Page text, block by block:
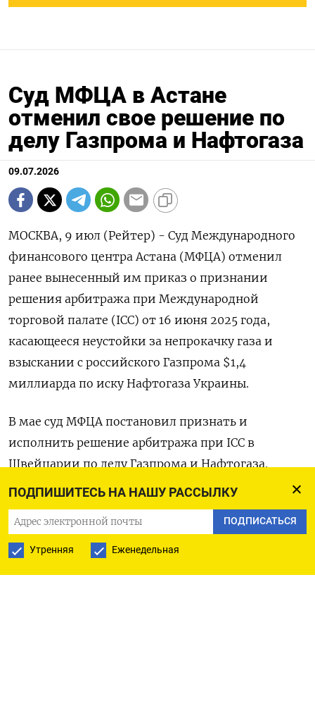
ПОДПИШИТЕСЬ НА НАШУ РАССЫЛКУ
ПОДПИСАТЬСЯ
Утренняя Еженедельная
Суд МФЦА в Астане
отменил свое решение по
делу Газпрома и Нафтогаза
09.07.2026
МОСКВА, 9 июл (Рейтер) - Суд Международного
финансового центра Астана (МФЦА) отменил
ранее ‌вынесенный им приказ о признании
решения арбитража при Международной
торговой палате (ICC) ​от ​16 ​июня 2025 ⁠года,
касающееся ‌неустойки за непрокачку газа ‌и
взыскании с российского Газпрома $1,4 ​
миллиарда по иску Нафтогаза ‌Украины.
В мае суд МФЦА ​постановил признать и
исполнить ‌решение арбитража при ICC в
Швейцарии по делу Газпрома ​и Нафтогаза.
После ​рассмотрения ‌доводов обеих сторон суд ​
пришёл к выводу, что Конституционный закон
МФЦА не предоставляет суду полномочий по